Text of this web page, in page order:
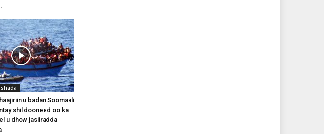
u badan Soomaali
shil dooneed oo ka
u dhow jasiiradda